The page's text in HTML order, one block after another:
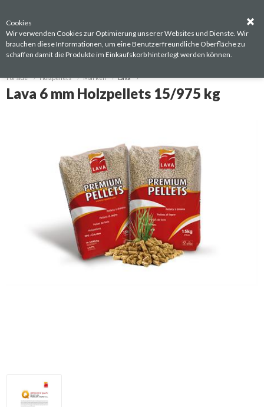
Cookies
Wir verwenden Cookies zur Optimierung unserer Websites und Dienste. Wir
brauchen diese Informationen, um eine Benutzerfreundliche Oberfläche zu
schaffen damit die Produkte im Einkaufskorb hinterlegt werden können.
Forside Holzpellets Marken Lava
Lava 6 mm Holzpellets 15/975 kg